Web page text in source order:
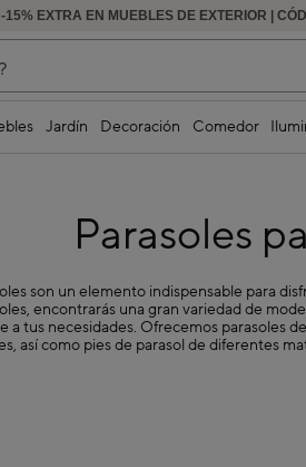
-15% EXTRA EN MUEBLES DE EXTERIOR |
HASTA -60% DE
Jardín Decoración Comedor
Parasoles
son un elemento indispensable para
encontrarás una gran variedad de
a tus necesidades. Ofrecemos parasoles
así como pies de parasol de diferentes